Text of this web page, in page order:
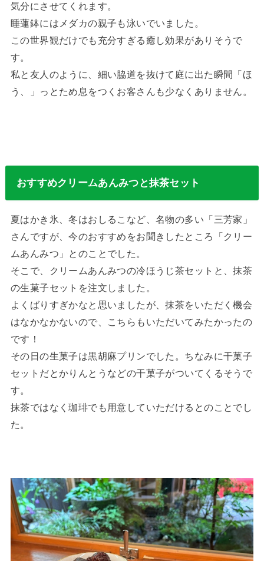
気分にさせてくれます。
睡蓮鉢にはメダカの親子も泳いでいました。
この世界観だけでも充分すぎる癒し効果がありそうで
す。
私と友人のように、細い脇道を抜けて庭に出た瞬間「ほ
う、」っとため息をつくお客さんも少なくありません。
おすすめクリームあんみつと抹茶セット
夏はかき氷、冬はおしるこなど、名物の多い「三芳家」
さんですが、今のおすすめをお聞きしたところ「クリー
ムあんみつ」とのことでした。
そこで、クリームあんみつの冷ほうじ茶セットと、抹茶
の生菓子セットを注文しました。
よくばりすぎかなと思いましたが、抹茶をいただく機会
はなかなかないので、こちらもいただいてみたかったの
です！
その日の生菓子は黒胡麻プリンでした。ちなみに干菓子
セットだとかりんとうなどの干菓子がついてくるそうで
す。
抹茶ではなく珈琲でも用意していただけるとのことでし
た。